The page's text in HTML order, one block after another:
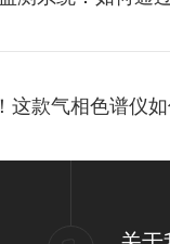
这款气相色谱仪